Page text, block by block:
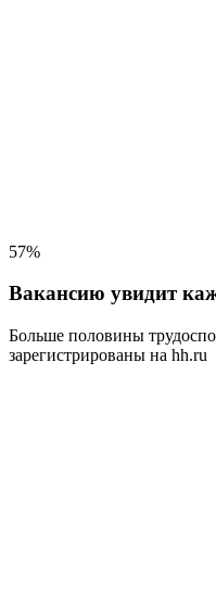
57%
Вакансию увидит
Больше половины
зарегистрированы на hh.ru